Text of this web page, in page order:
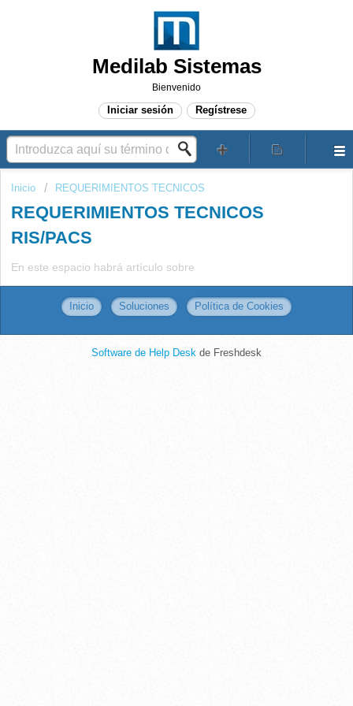
Medilab Sistemas
Bienvenido
Iniciar sesión Regístrese
Inicio REQUERIMIENTOS TECNICOS
REQUERIMIENTOS TECNICOS
RIS/PACS
En este espacio habrá artículo sobre
Inicio Soluciones Política de Cookies
Software de Help Desk de Freshdesk